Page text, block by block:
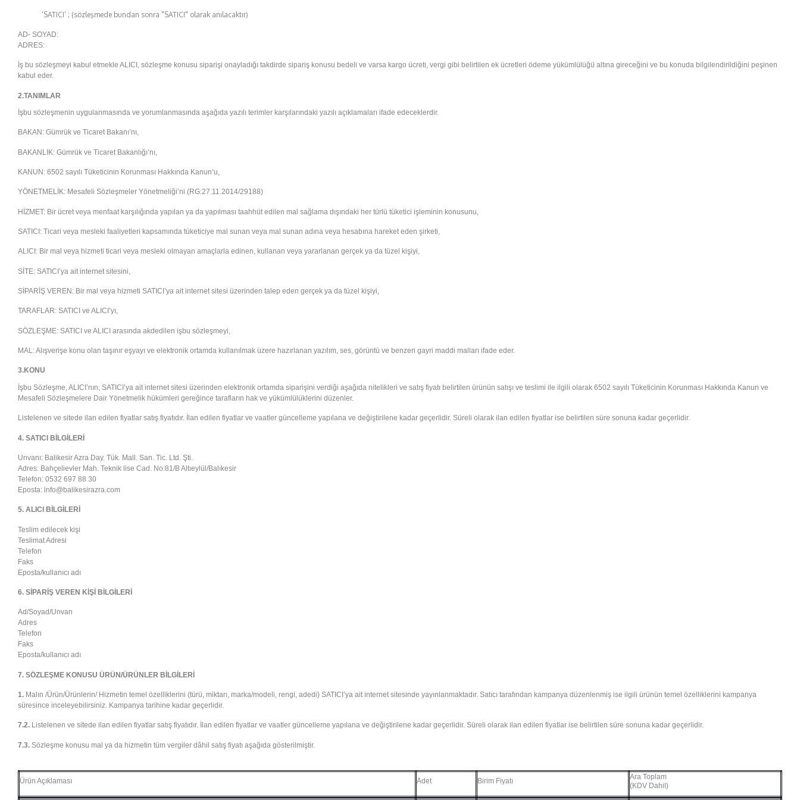
‘SATICI’ ; (sözleşmede bundan sonra "SATICI" olarak anılacaktır)
AD- SOYAD:
ADRES:
İş bu sözleşmeyi kabul etmekle ALICI, sözleşme konusu siparişi onayladığı takdirde sipariş konusu bedeli ve varsa kargo ücreti, vergi gibi belirtilen ek ücretleri ödeme yükümlülüğü altına gireceğini ve bu konuda bilgilendirildiğini peşinen
kabul eder.
2.TANIMLAR
İşbu sözleşmenin uygulanmasında ve yorumlanmasında aşağıda yazılı terimler karşılarındaki yazılı açıklamaları ifade edeceklerdir.
BAKAN: Gümrük ve Ticaret Bakanı’nı,
BAKANLIK: Gümrük ve Ticaret Bakanlığı’nı,
KANUN: 6502 sayılı Tüketicinin Korunması Hakkında Kanun’u,
YÖNETMELİK: Mesafeli Sözleşmeler Yönetmeliği’ni (RG:27.11.2014/29188)
HİZMET: Bir ücret veya menfaat karşılığında yapılan ya da yapılması taahhüt edilen mal sağlama dışındaki her türlü tüketici işleminin konusunu,
SATICI: Ticari veya mesleki faaliyetleri kapsamında tüketiciye mal sunan veya mal sunan adına veya hesabına hareket eden şirketi,
ALICI: Bir mal veya hizmeti ticari veya mesleki olmayan amaçlarla edinen, kullanan veya yararlanan gerçek ya da tüzel kişiyi,
SİTE: SATICI’ya ait internet sitesini,
SİPARİŞ VEREN: Bir mal veya hizmeti SATICI’ya ait internet sitesi üzerinden talep eden gerçek ya da tüzel kişiyi,
TARAFLAR: SATICI ve ALICI’yı,
SÖZLEŞME: SATICI ve ALICI arasında akdedilen işbu sözleşmeyi,
MAL: Alışverişe konu olan taşınır eşyayı ve elektronik ortamda kullanılmak üzere hazırlanan yazılım, ses, görüntü ve benzeri gayri maddi malları ifade eder.
3.KONU
İşbu Sözleşme, ALICI’nın, SATICI’ya ait internet sitesi üzerinden elektronik ortamda siparişini verdiği aşağıda nitelikleri ve satış fiyatı belirtilen ürünün satışı ve teslimi ile ilgili olarak 6502 sayılı Tüketicinin Korunması Hakkında Kanun ve
Mesafeli Sözleşmelere Dair Yönetmelik hükümleri gereğince tarafların hak ve yükümlülüklerini düzenler.
Listelenen ve sitede ilan edilen fiyatlar satış fiyatıdır. İlan edilen fiyatlar ve vaatler güncelleme yapılana ve değiştirilene kadar geçerlidir. Süreli olarak ilan edilen fiyatlar ise belirtilen süre sonuna kadar geçerlidir.
4. SATICI BİLGİLERİ
Unvanı: Balikesir Azra Day. Tük. Mall. San. Tic. Ltd. Şti.
Adres: Bahçelievler Mah. Teknik lise Cad. No:81/B Altıeylül/Balıkesir
Telefon: 0532 697 88 30
Eposta: info@balikesirazra.com
5. ALICI BİLGİLERİ
Teslim edilecek kişi
Teslimat Adresi
Telefon
Faks
Eposta/kullanıcı adı
6. SİPARİŞ VEREN KİŞİ BİLGİLERİ
Ad/Soyad/Unvan
Adres
Telefon
Faks
Eposta/kullanıcı adı
7. SÖZLEŞME KONUSU ÜRÜN/ÜRÜNLER BİLGİLERİ
1. Malın /Ürün/Ürünlerin/ Hizmetin temel özelliklerini (türü, miktarı, marka/modeli, rengi, adedi) SATICI’ya ait internet sitesinde yayınlanmaktadır. Satıcı tarafından kampanya düzenlenmiş ise ilgili ürünün temel özelliklerini kampanya
süresince inceleyebilirsiniz. Kampanya tarihine kadar geçerlidir.
7.2. Listelenen ve sitede ilan edilen fiyatlar satış fiyatıdır. İlan edilen fiyatlar ve vaatler güncelleme yapılana ve değiştirilene kadar geçerlidir. Süreli olarak ilan edilen fiyatlar ise belirtilen süre sonuna kadar geçerlidir.
7.3. Sözleşme konusu mal ya da hizmetin tüm vergiler dâhil satış fiyatı aşağıda gösterilmiştir.
Ürün Açıklaması Adet Birim Fiyatı
Ara Toplam
(KDV Dahil)